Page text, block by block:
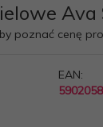
Ava
poznać cenę
EAN: